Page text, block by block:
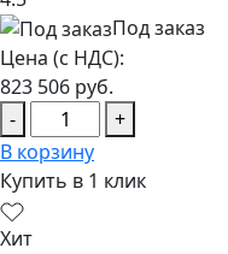
Под заказ
Цена (с НДС):
823 506 руб.
-
+
В корзину
Купить в 1 клик
Хит